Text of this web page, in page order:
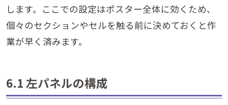
します。ここでの設定はポスター全体に効くため、
個々のセクションやセルを触る前に決めておくと作
業が早く済みます。
6.1 左パネルの構成